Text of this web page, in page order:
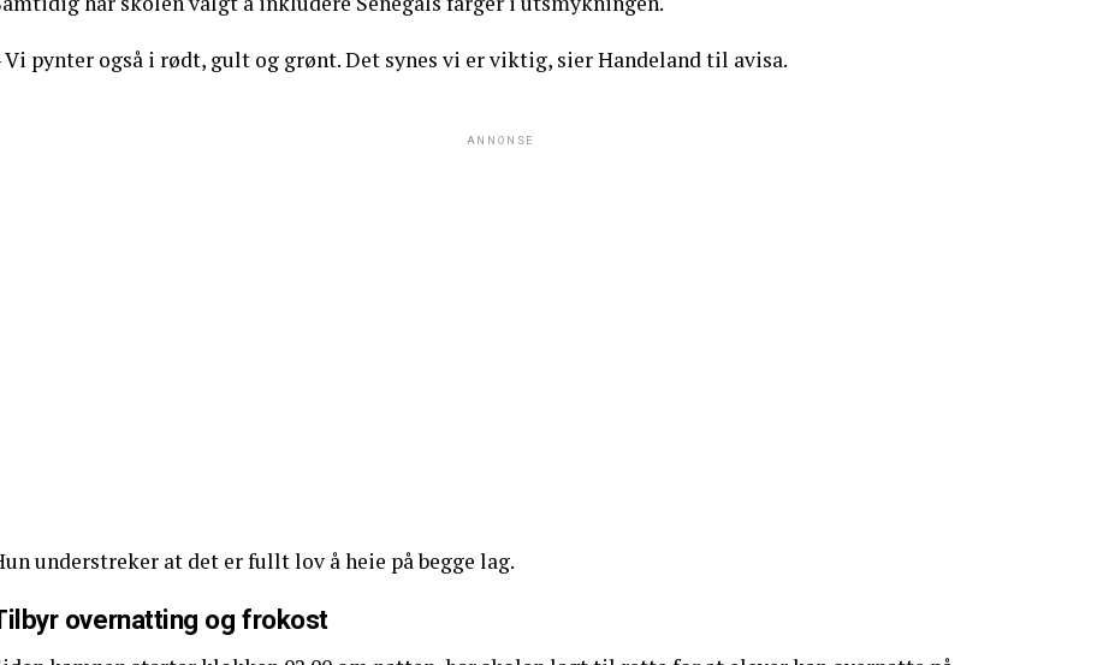
Vi pynter også i rødt, gult og grønt. Det synes vi er viktig, sier Handeland til avisa.
ANNONSE
understreker at det er fullt lov å heie på begge lag.
overnatting og frokost